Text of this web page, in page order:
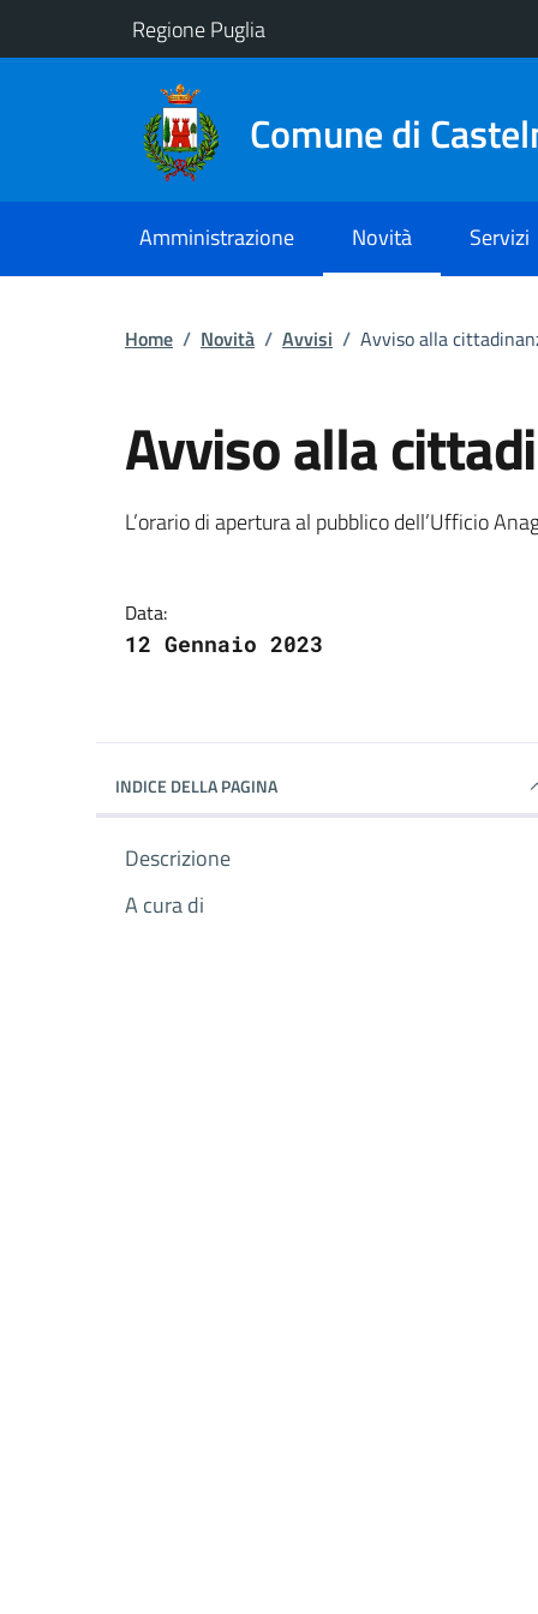
Vai ai contenutiRegione Puglia
Comune di
Amministrazione Novità Servizi
Home / Novità / Avvisi / Avviso alla
Avviso alla
Dettagli della
L’orario di apertura al pubblico dell’Ufficio
Data:
12 Gennaio 2023
INDICE DELLA PAGINA
Descrizione
A cura di